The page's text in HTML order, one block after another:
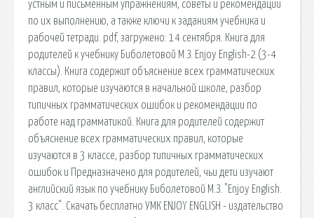
устным и письменным упражнениям, советы и рекомендации
по их выполнению, а также ключи к заданиям учебника и
рабочей тетради. pdf, загружено: 14 сентября. Книга для
родителей к учебнику Биболетовой М.З. Enjoy English-2 (3-4
классы). Книга содержит объяснение всех грамматических
правил, которые изучаются в начальной школе, разбор
типичных грамматических ошибок и рекомендации по
работе над грамматикой. Книга для родителей содержит
объяснение всех грамматических правил, которые
изучаются в 3 классе, разбор типичных грамматических
ошибок и Предназначено для родителей, чьи дети изучают
английский язык по учебнику Биболетовой М.З. "Enjoy English.
3 класс". Скачать бесплатно УМК ENJOY ENGLISH - издательство